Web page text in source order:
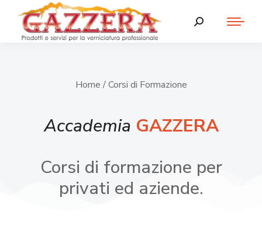
Home / Corsi di Formazione
Accademia GAZZERA
Corsi di formazione per
privati ed aziende.